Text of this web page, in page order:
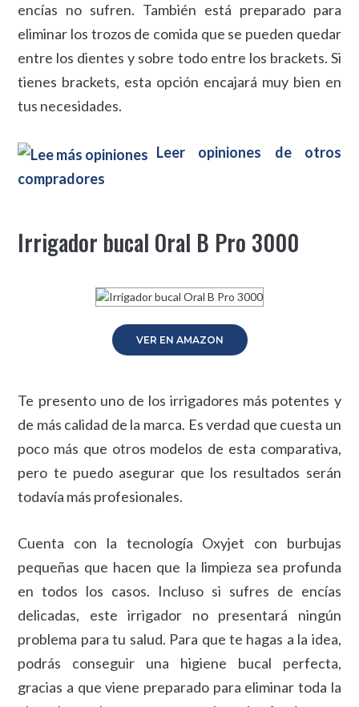
encías no sufren. También está preparado para
eliminar los trozos de comida que se pueden quedar
entre los dientes y sobre todo entre los brackets. Si
tienes brackets, esta opción encajará muy bien en
tus necesidades.
Leer opiniones de otros
compradores
Irrigador bucal Oral B Pro 3000
VER EN AMAZON
Te presento uno de los irrigadores más potentes y
de más calidad de la marca. Es verdad que cuesta un
poco más que otros modelos de esta comparativa,
pero te puedo asegurar que los resultados serán
todavía más profesionales.
Cuenta con la tecnología Oxyjet con burbujas
pequeñas que hacen que la limpieza sea profunda
en todos los casos. Incluso si sufres de encías
delicadas, este irrigador no presentará ningún
problema para tu salud. Para que te hagas a la idea,
podrás conseguir una higiene bucal perfecta,
gracias a que viene preparado para eliminar toda la